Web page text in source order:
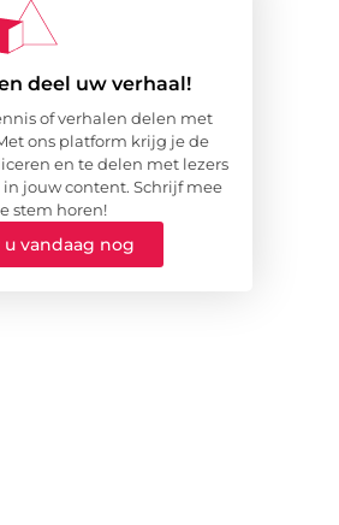
deel uw verhaal!
of verhalen delen met
ons platform krijg je de
en te delen met lezers
jouw content. Schrijf mee
stem horen!
vandaag nog